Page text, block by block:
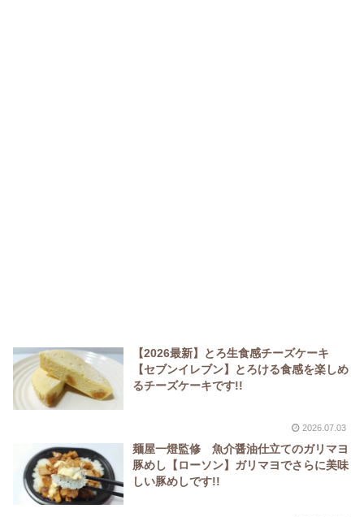
【2026最新】とろ生食感チーズケーキ
【セブンイレブン】とろける食感を楽しめ
るチーズケーキです!!
2026.07.03
麺屋一燈監修 魚介醤油仕立てのガリマヨ
豚めし【ローソン】ガリマヨでさらに美味
しい豚めしです!!